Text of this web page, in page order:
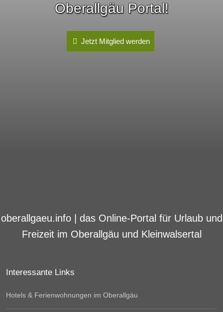
Oberallgäu Portal!
Jetzt Mitglied werden
oberallgaeu.info | das Online-Portal für Urlaub und
Freizeit im Oberallgäu und Kleinwalsertal
Interessante Links
Hotels & Ferienwohnungen im Oberallgäu